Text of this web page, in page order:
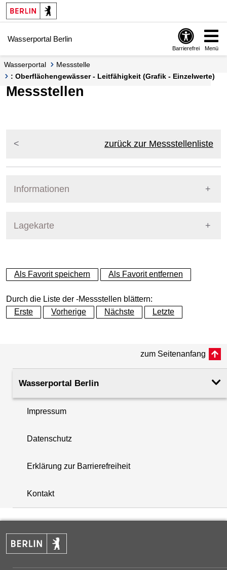
Springe zur Navigation
Springe zum Inhalt
Wasserportal Berlin
Barrierefrei Menü
Wasserportal
Messstelle
: Oberflächengewässer - Leitfähigkeit (Grafik - Einzelwerte)
Messstellen
zurück zur Messstellenliste
Informationen
Lagekarte
+
−
+
−
Als Favorit speichern Als Favorit entfernen
Durch die Liste der -Messstellen blättern:
Erste
Vorherige Nächste Letzte
zum Seitenanfang
Wasserportal Berlin
Impressum
Datenschutz
Erklärung zur Barrierefreiheit
Kontakt